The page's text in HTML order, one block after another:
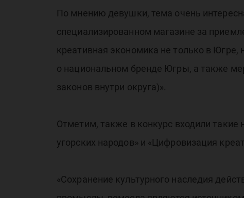
По мнению девушки, тема очень
специализированном магазине за
креативная экономика не только в Югре,
о национальном бренде Югры, а также
законов внутри округа)».
Отметим, также в конкурс входили такие
угорских народов» и «Цифровизация
«Сохранение культурного наследия